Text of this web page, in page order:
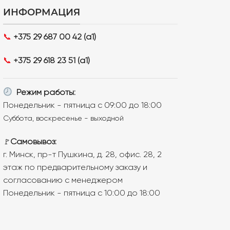
ИНФОРМАЦИЯ
📞 +375 29 687 00 42 (a1)
📞 +375 29 618 23 51 (a1)
Режим работы:
Понедельник - пятница с 09:00 до 18:00
Суббота, воскресенье - выходной
🚩 Самовывоз:
г. Минск, пр-т Пушкина, д. 28, офис. 28, 2
этаж по предварительному заказу и
согласованию с менеджером
Понедельник - пятница с 10:00 до 18:00